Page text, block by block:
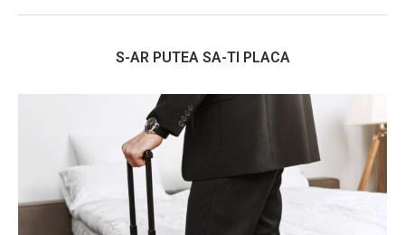
S-AR PUTEA SA-TI PLACA